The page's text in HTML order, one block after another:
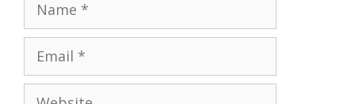
Email
Website